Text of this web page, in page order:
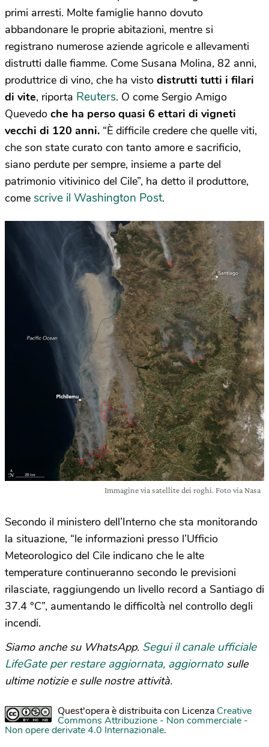
primi arresti. Molte famiglie hanno dovuto
abbandonare le proprie abitazioni, mentre si
registrano numerose aziende agricole e allevamenti
distrutti dalle fiamme. Come Susana Molina, 82 anni,
produttrice di vino, che ha visto distrutti tutti i filari
di vite, riporta Reuters. O come Sergio Amigo
Quevedo che ha perso quasi 6 ettari di vigneti
vecchi di 120 anni. “È difficile credere che quelle viti,
che son state curato con tanto amore e sacrificio,
siano perdute per sempre, insieme a parte del
patrimonio vitivinico del Cile”, ha detto il produttore,
come scrive il Washington Post.
Immagine via satellite dei roghi. Foto via Nasa
Secondo il ministero dell’Interno che sta monitorando
la situazione, “le informazioni presso l’Ufficio
Meteorologico del Cile indicano che le alte
temperature continueranno secondo le previsioni
rilasciate, raggiungendo un livello record a Santiago di
37.4 °C”, aumentando le difficoltà nel controllo degli
incendi.
Siamo anche su WhatsApp. Segui il canale ufficiale
LifeGate per restare aggiornata, aggiornato sulle
ultime notizie e sulle nostre attività.
Quest'opera è distribuita con Licenza Creative
Commons Attribuzione - Non commerciale -
Non opere derivate 4.0 Internazionale.